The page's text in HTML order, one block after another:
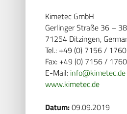
Kimetec GmbH
Gerlinger Straße 36 – 38
71254 Ditzingen,
Tel.: +49 (0) 7156 /
Fax: +49 (0) 7156 /
E-Mail: info@kimetec.de
www.kimetec.de
Datum:09.09.2019